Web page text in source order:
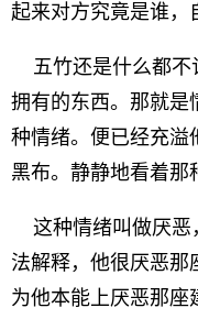
起来对方究竟是谁，
五竹还是什么都不
拥有的东西。那就是
种情绪。便已经充溢
黑布。静静地看着那
这种情绪叫做厌恶
法解释，他很厌恶那
为他本能上厌恶那座